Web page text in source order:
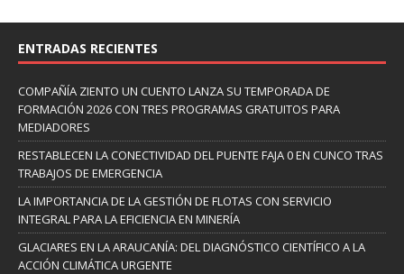
ENTRADAS RECIENTES
COMPAÑÍA ZIENTO UN CUENTO LANZA SU TEMPORADA DE
FORMACIÓN 2026 CON TRES PROGRAMAS GRATUITOS PARA
MEDIADORES
RESTABLECEN LA CONECTIVIDAD DEL PUENTE FAJA 0 EN CUNCO TRAS
TRABAJOS DE EMERGENCIA
LA IMPORTANCIA DE LA GESTIÓN DE FLOTAS CON SERVICIO
INTEGRAL PARA LA EFICIENCIA EN MINERÍA
GLACIARES EN LA ARAUCANÍA: DEL DIAGNÓSTICO CIENTÍFICO A LA
ACCIÓN CLIMÁTICA URGENTE